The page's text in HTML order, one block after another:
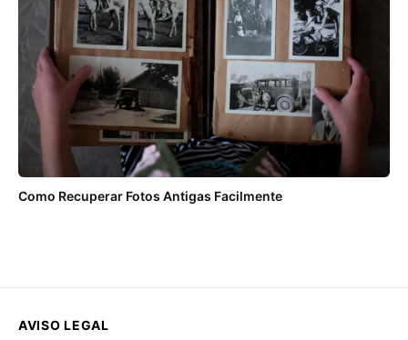
Como Recuperar Fotos Antigas Facilmente
AVISO LEGAL